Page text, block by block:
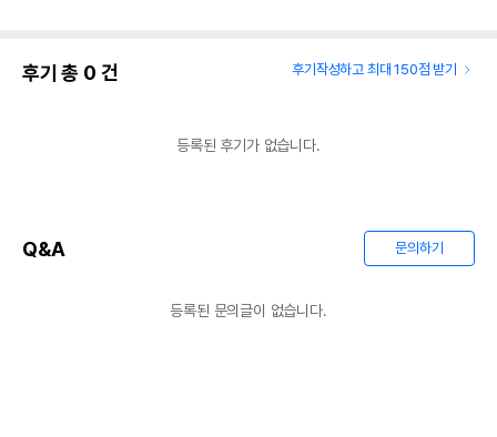
후기 총 0 건 후기작성하고 최대 150점 받기
등록된 후기가 없습니다.
Q&A 문의하기
등록된 문의글이 없습니다.